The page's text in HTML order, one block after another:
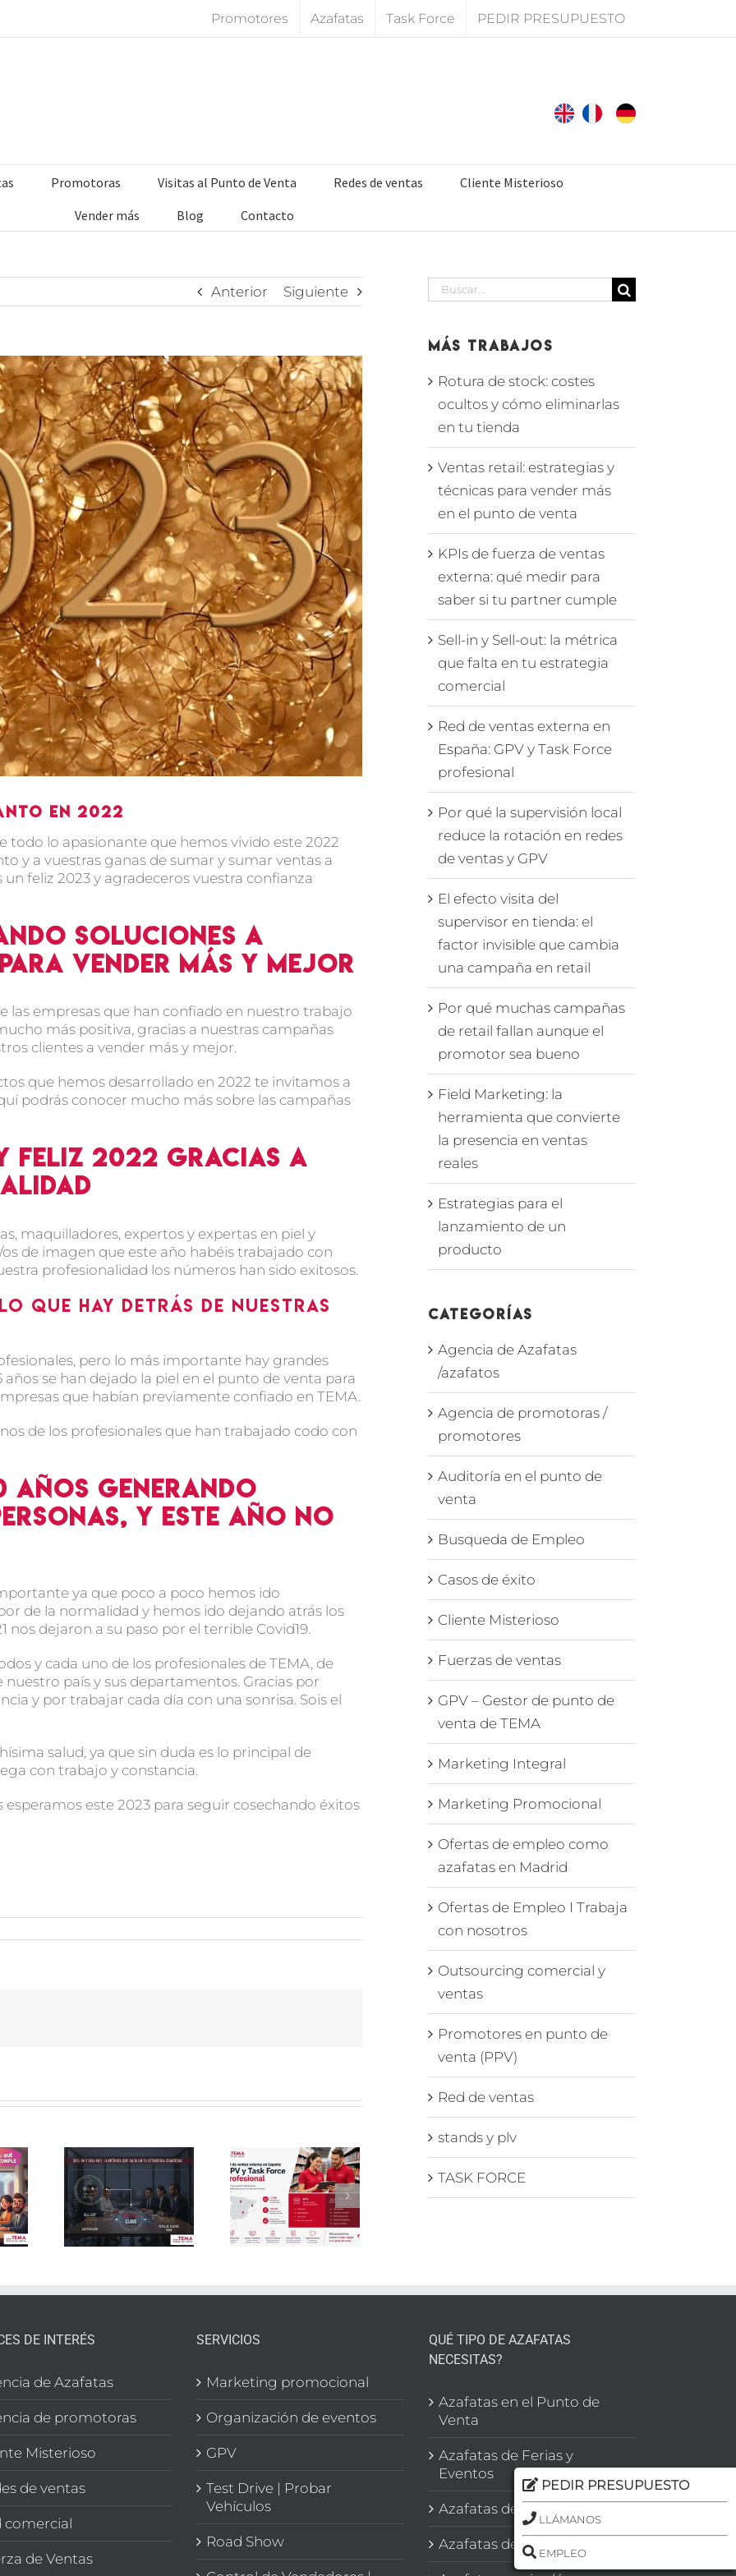
Promotores Azafatas Task Force PEDIR PRESUPUESTO
Promotoras Visitas al Punto de Venta Redes de ventas
Cliente Misterioso
Vender más
Blog Contacto
Anterior Siguiente
en 2022
todo lo apasionante que hemos vivido este 2022
y a vuestras ganas de sumar y sumar ventas a
feliz 2023 y agradeceros vuestra confianza
soluciones a
vender más y mejor
las empresas que han confiado en nuestro trabajo
más positiva, gracias a nuestras campañas
clientes a vender más y mejor.
que hemos desarrollado en 2022 te invitamos a
podrás conocer mucho más sobre las campañas
feliz 2022 gracias a
maquilladores, expertos y expertas en piel y
de imagen que este año habéis trabajado con
profesionalidad los números han sido exitosos.
que hay detrás de nuestras
pero lo más importante hay grandes
se han dejado la piel en el punto de venta para
que habían previamente confiado en TEMA.
de los profesionales que han trabajado codo con
años generando
y este año no
ya que poco a poco hemos ido
de la normalidad y hemos ido dejando atrás los
dejaron a su paso por el terrible Covid19.
y cada uno de los profesionales de TEMA, de
país y sus departamentos. Gracias por
y por trabajar cada día con una sonrisa. Sois el
salud, ya que sin duda es lo principal de
con trabajo y constancia.
este 2023 para seguir cosechando éxitos
y
tu
Red de
ventas
externa
en
España:
GPV y
Task
Por qué
la
supervisión
local
reduce la
rotación
en redes
Buscar:
Más Trabajos
Rotura de stock: costes
ocultos y cómo eliminarlas
en tu tienda
Ventas retail: estrategias y
técnicas para vender más
en el punto de venta
KPIs de fuerza de ventas
externa: qué medir para
saber si tu partner cumple
Sell-in y Sell-out: la métrica
que falta en tu estrategia
comercial
Red de ventas externa en
España: GPV y Task Force
profesional
Por qué la supervisión local
reduce la rotación en redes
de ventas y GPV
El efecto visita del
supervisor en tienda: el
factor invisible que cambia
una campaña en retail
Por qué muchas campañas
de retail fallan aunque el
promotor sea bueno
Field Marketing: la
herramienta que convierte
la presencia en ventas
reales
Estrategias para el
lanzamiento de un
producto
Categorías
Agencia de Azafatas
/azafatos
Agencia de promotoras /
promotores
Auditoría en el punto de
venta
Busqueda de Empleo
Casos de éxito
Cliente Misterioso
Fuerzas de ventas
GPV – Gestor de punto de
venta de TEMA
Marketing Integral
Marketing Promocional
Ofertas de empleo como
azafatas en Madrid
Ofertas de Empleo I Trabaja
con nosotros
Outsourcing comercial y
ventas
Promotores en punto de
venta (PPV)
Red de ventas
stands y plv
TASK FORCE
DE INTERÉS
de Azafatas
de promotoras
Misterioso
de ventas
comercial
de Ventas
SERVICIOS
Marketing promocional
Organización de eventos
GPV
Test Drive | Probar
Vehículos
Road Show
QUÉ TIPO DE AZAFATAS
NECESITAS?
Azafatas en el Punto de
Venta
Azafatas de Ferias y
Eventos
Azafatas de Congresos
Azafatas de Imagen
PEDIR PRESUPUESTO
LLÁMANOS
EMPLEO